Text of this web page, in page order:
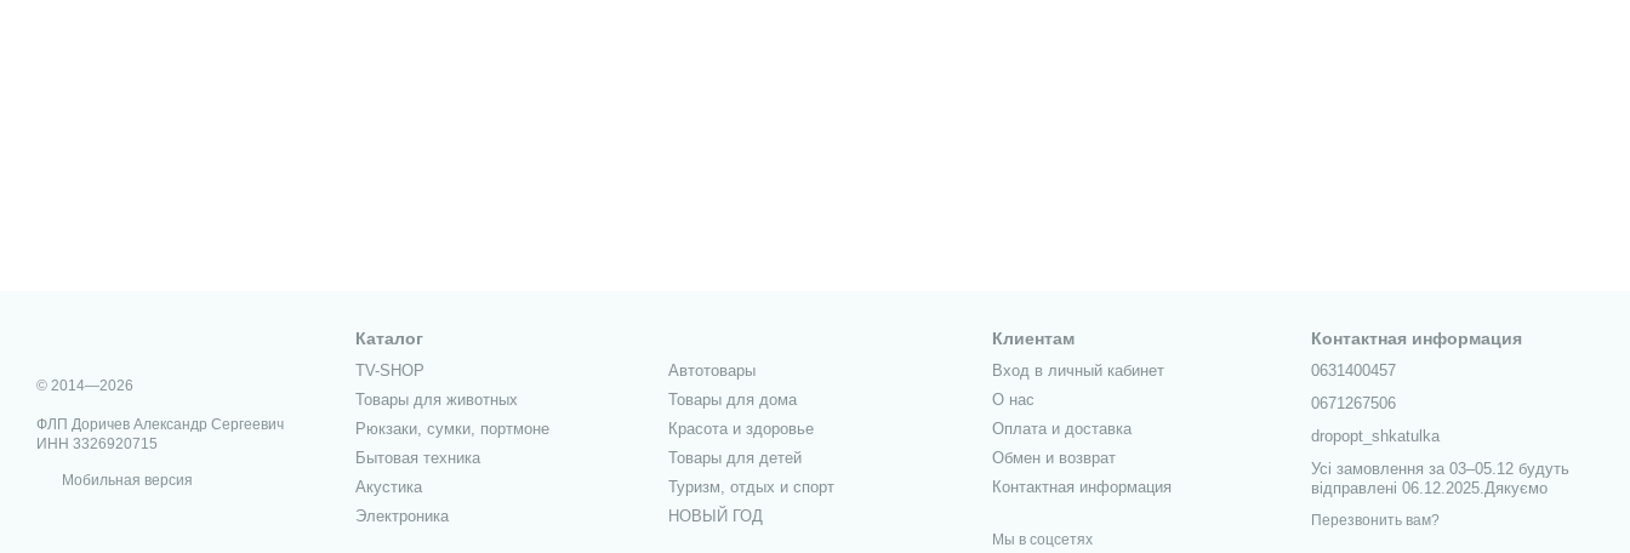
© 2014—2026
ФЛП Доричев Александр Сергеевич
ИНН 3326920715
Мобильная версия
Каталог
TV-SHOP
Товары для животных
Рюкзаки, сумки, портмоне
Бытовая техника
Акустика
Электроника
Автотовары
Товары для дома
Красота и здоровье
Товары для детей
Туризм, отдых и спорт
НОВЫЙ ГОД
Клиентам
Вход в личный кабинет
О нас
Оплата и доставка
Обмен и возврат
Контактная информация
Мы в соцсетях
Контактная информация
0631400457
0671267506
dropopt_shkatulka
Усі замовлення за 03–05.12 будуть
відправлені 06.12.2025.Дякуємо
Перезвонить вам?